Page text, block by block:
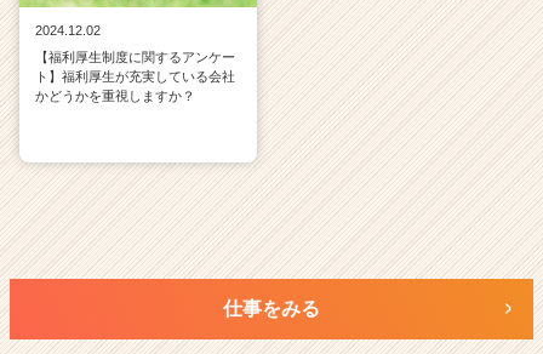
2024.12.02
【福利厚生制度に関するアンケー
ト】福利厚生が充実している会社
かどうかを重視しますか？
仕事をみる